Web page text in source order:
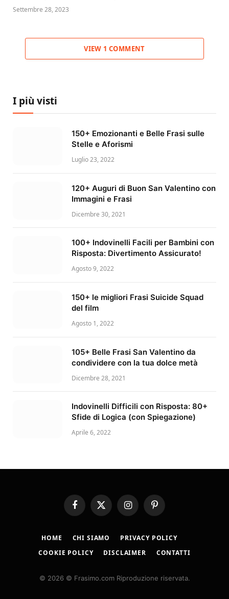
Settembre 28, 2023
VIEW 1 COMMENT
I più visti
150+ Emozionanti e Belle Frasi sulle
Stelle e Aforismi
Luglio 23, 2022
120+ Auguri di Buon San Valentino con
Immagini e Frasi
Dicembre 30, 2021
100+ Indovinelli Facili per Bambini con
Risposta: Divertimento Assicurato!
Agosto 9, 2022
150+ le migliori Frasi Suicide Squad
del film
Agosto 1, 2022
105+ Belle Frasi San Valentino da
condividere con la tua dolce metà
Dicembre 28, 2021
Indovinelli Difficili con Risposta: 80+
Sfide di Logica (con Spiegazione)
Aprile 6, 2022
Facebook
X
(Twitter)
InstagramPinterest
HOME CHI SIAMO
PRIVACY POLICY
COOKIE POLICY
DISCLAIMER CONTATTI
© 2026 © Frasimo.com Riproduzione riservata.